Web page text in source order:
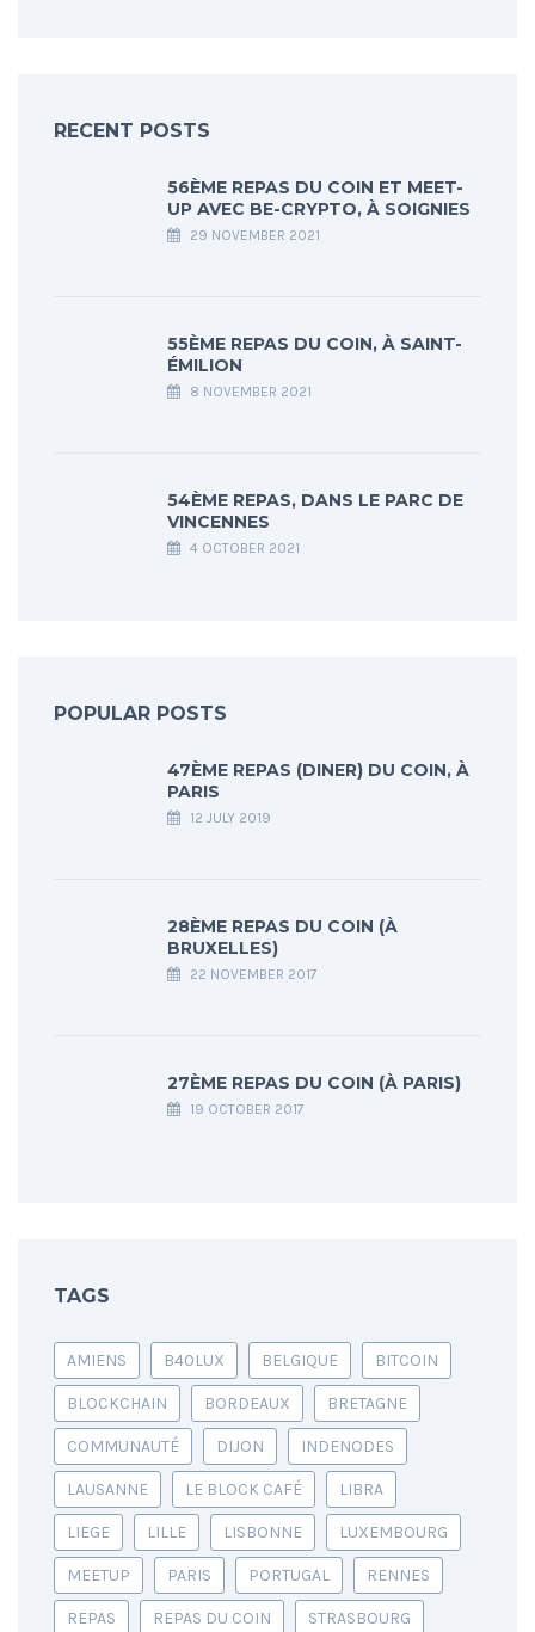
RECENT POSTS
56ÈME REPAS DU COIN ET MEET-
UP AVEC BE-CRYPTO, À SOIGNIES
29 NOVEMBER 2021
55ÈME REPAS DU COIN, À SAINT-
ÉMILION
8 NOVEMBER 2021
54ÈME REPAS, DANS LE PARC DE
VINCENNES
4 OCTOBER 2021
POPULAR POSTS
47ÈME REPAS (DINER) DU COIN, À
PARIS
12 JULY 2019
28ÈME REPAS DU COIN (À
BRUXELLES)
22 NOVEMBER 2017
27ÈME REPAS DU COIN (À PARIS)
19 OCTOBER 2017
TAGS
AMIENS B40LUX BELGIQUE BITCOIN
BLOCKCHAIN BORDEAUX BRETAGNE
COMMUNAUTÉ DIJON INDENODES
LAUSANNE LE BLOCK CAFÉ LIBRA
LIEGE LILLE LISBONNE LUXEMBOURG
MEETUP PARIS PORTUGAL RENNES
REPAS REPAS DU COIN STRASBOURG